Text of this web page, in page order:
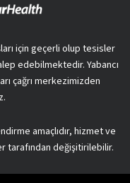
için geçerli olup tesisler
edebilmektedir. Yabancı
çağrı merkezimizden
amaçlıdır, hizmet ve
tarafından değişitirilebilir.